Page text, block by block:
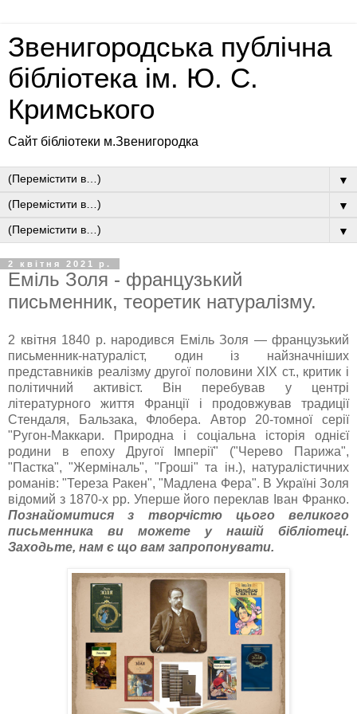
Звенигородська публічна
бібліотека ім. Ю. С.
Кримського
Сайт бібліотеки м.Звенигородка
▼
▼
▼
2 квітня 2021 р.
Еміль Золя - французький
письменник, теоретик натуралізму.
2 квітня 1840 р. народився Еміль Золя — французький
письменник-натураліст, один із найзначніших
представників реалізму другої половини XIX ст., критик і
політичний активіст. Він перебував у центрі
літературного життя Франції і продовжував традиції
Стендаля, Бальзака, Флобера. Автор 20-томної серії
"Ругон-Маккари. Природна і соціальна історія однієї
родини в епоху Другої Імперії" ("Черево Парижа",
"Пастка", "Жерміналь", "Гроші" та ін.), натуралістичних
романів: "Тереза Ракен", "Мадлена Фера". В Україні Золя
відомий з 1870-х рр. Уперше його переклав Іван Франко.
Познайомитися з творчістю цього великого
письменника ви можете у нашій бібліотеці.
Заходьте, нам є що вам запропонувати.